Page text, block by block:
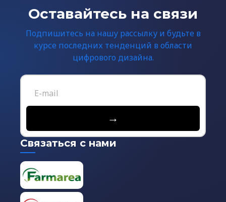
Оставайтесь на связи
Подпишитесь на нашу рассылку и будьте в
курсе последних тенденций в области
цифрового дизайна.
→
Связаться с нами